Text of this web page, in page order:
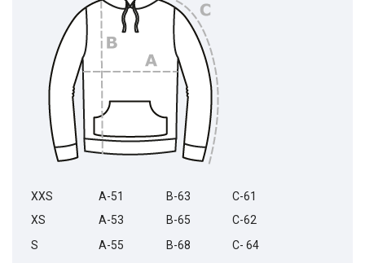
XXS A-51 B-63
C-61
XS
A-53 B-65
C-62
S
A-55 B-68
C- 64